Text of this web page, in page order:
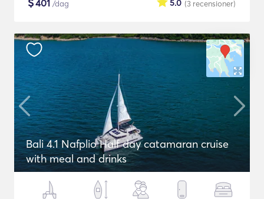
401 /dag (3 recensioner)
5.0
Bali 4.1 Nafplio Half day catamaran cruise
with meal and drinks